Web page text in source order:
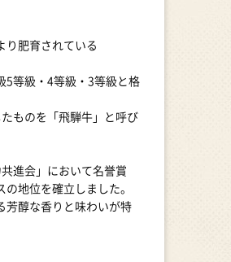
り肥育されている
5等級・4等級・3等級と格
ものを「飛騨牛」と呼び
進会」において名誉賞
地位を確立しました。
芳醇な香りと味わいが特